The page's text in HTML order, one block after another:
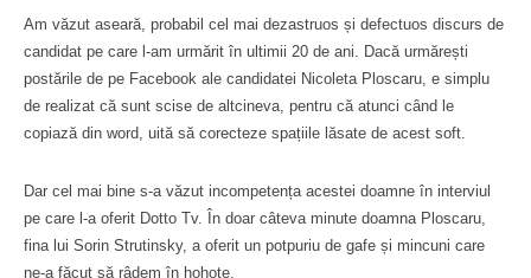
Am văzut aseară, probabil cel mai dezastruos și defectuos discurs de
candidat pe care l-am urmărit în ultimii 20 de ani. Dacă urmărești
postările de pe Facebook ale candidatei Nicoleta Ploscaru, e simplu
de realizat că sunt scise de altcineva, pentru că atunci când le
copiază din word, uită să corecteze spațiile lăsate de acest soft.
Dar cel mai bine s-a văzut incompetența acestei doamne în interviul
pe care l-a oferit Dotto Tv. În doar câteva minute doamna Ploscaru,
fina lui Sorin Strutinsky, a oferit un potpuriu de gafe și mincuni care
ne-a făcut să râdem în hohote.